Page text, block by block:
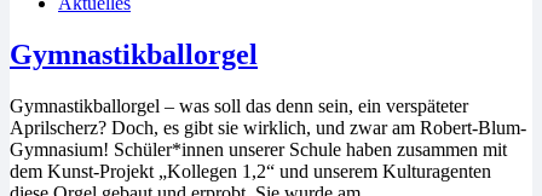
Gymnastikballorgel
Gymnastikballorgel – was soll das denn sein, ein verspäteter
Aprilscherz? Doch, es gibt sie wirklich, und zwar am Robert-Blum-
Gymnasium! Schüler*innen unserer Schule haben zusammen mit
dem Kunst-Projekt „Kollegen 1,2“ und unserem Kulturagenten